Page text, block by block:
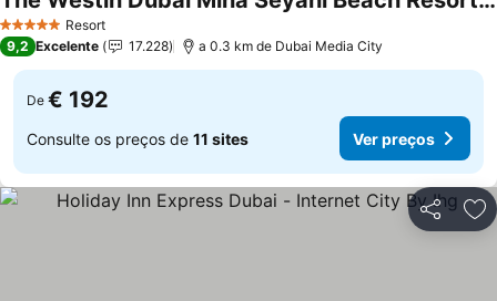
5 Estrelas Resort
9,2 Excelente 17.228 a 0.3 km de Dubai Media City
De € 192
Consulte os preços de 11 sites Ver preços
Partilhar